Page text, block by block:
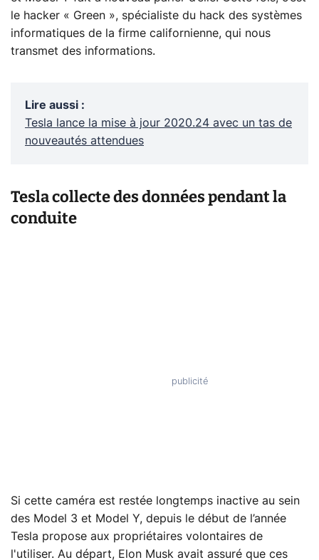
le hacker « Green », spécialiste du hack des systèmes
informatiques de la firme californienne, qui nous
transmet des informations.
Lire aussi :
Tesla lance la mise à jour 2020.24 avec un tas de
nouveautés attendues
Tesla collecte des données pendant la
conduite
Si cette caméra est restée longtemps inactive au sein
des Model 3 et Model Y, depuis le début de l’année
Tesla propose aux propriétaires volontaires de
l'utiliser. Au départ, Elon Musk avait assuré que ces